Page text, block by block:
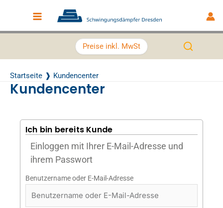
Main Menu
Preise inkl. MwSt
Startseite Kundencenter
Kundencenter
Ich bin bereits Kunde
Einloggen mit Ihrer E-Mail-Adresse und
ihrem Passwort
Benutzername oder E-Mail-Adresse